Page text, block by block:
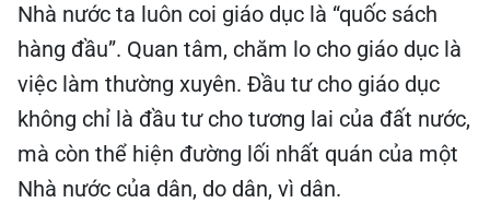
Nhà nước ta luôn coi giáo dục là “quốc sách
hàng đầu”. Quan tâm, chăm lo cho giáo dục là
việc làm thường xuyên. Đầu tư cho giáo dục
không chỉ là đầu tư cho tương lai của đất nước,
mà còn thể hiện đường lối nhất quán của một
Nhà nước của dân, do dân, vì dân.